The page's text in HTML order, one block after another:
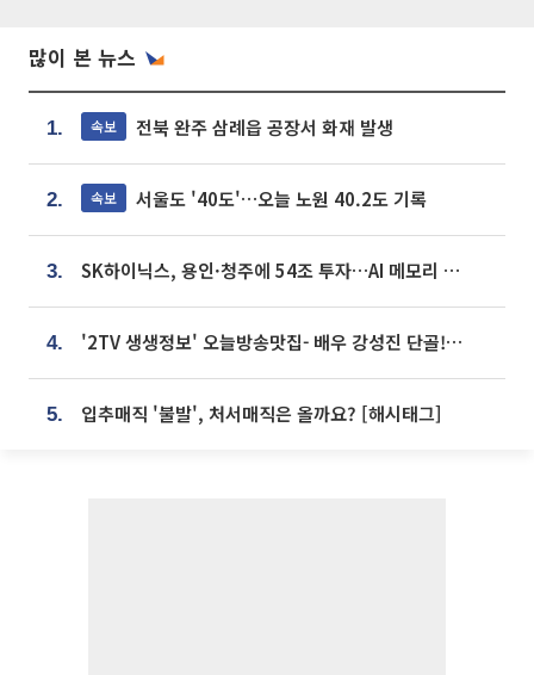
많이 본 뉴스
1. 속보 전북 완주 삼례읍 공장서 화재 발생
2. 속보 서울도 '40도'…오늘 노원 40.2도 기록
3. SK하이닉스, 용인·청주에 54조 투자…AI 메모리 생산기지 키운다
4. '2TV 생생정보' 오늘방송맛집- 배우 강성진 단골! 쌀국수ㆍ푸팟퐁 커리 맛집 '블○○○'
5. 입추매직 '불발', 처서매직은 올까요? [해시태그]